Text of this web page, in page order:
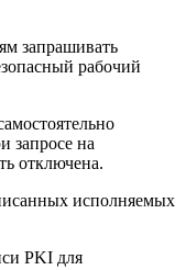
запрашивать
рабочий
запросе на
отключена.
исполняемых
PKI для